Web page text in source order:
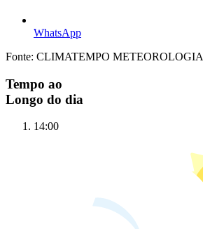
WhatsApp
Fonte: CLIMATEMPO METEOROLOGIA
Tempo ao
Longo do dia
14:00